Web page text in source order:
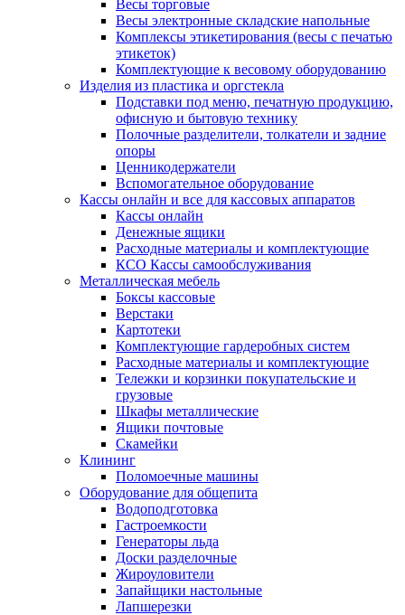
Весы торговые
Весы электронные складские напольные
Комплексы этикетирования (весы с печатью
этикеток)
Комплектующие к весовому оборудованию
Изделия из пластика и оргстекла
Подставки под меню, печатную продукцию,
офисную и бытовую технику
Полочные разделители, толкатели и задние
опоры
Ценникодержатели
Вспомогательное оборудование
Кассы онлайн и все для кассовых аппаратов
Кассы онлайн
Денежные ящики
Расходные материалы и комплектующие
КСО Кассы самообслуживания
Металлическая мебель
Боксы кассовые
Верстаки
Картотеки
Комплектующие гардеробных систем
Расходные материалы и комплектующие
Тележки и корзинки покупательские и
грузовые
Шкафы металлические
Ящики почтовые
Скамейки
Клининг
Поломоечные машины
Оборудование для общепита
Водоподготовка
Гастроемкости
Генераторы льда
Доски разделочные
Жироуловители
Запайщики настольные
Лапшерезки